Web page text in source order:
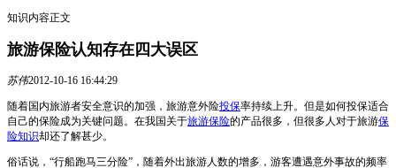
知识内容正文
旅游保险认知存在四大误区
苏伟2012-10-16 16:44:29
随着国内旅游者安全意识的加强，旅游意外险投保率持续上升。但是如何投保适合
自己的保险成为关键问题。在我国关于旅游保险的产品很多，但很多人对于旅游保
险知识却还了解甚少。
俗话说，“行船跑马三分险”，随着外出旅游人数的增多，游客遭遇意外事故的频率